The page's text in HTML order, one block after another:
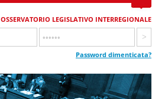
OSSERVATORIO LEGISLATIVO INTERREGIONALE
Password dimenticata?